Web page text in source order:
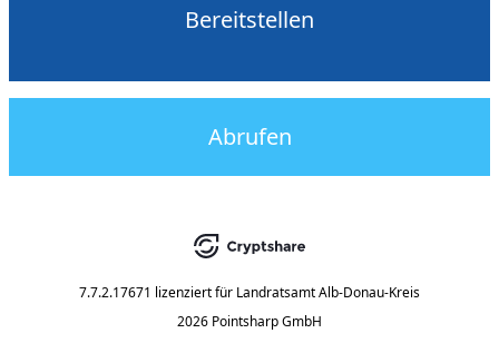
Bereitstellen
Abrufen
7.7.2.17671 lizenziert für Landratsamt Alb-Donau-Kreis
2026 Pointsharp GmbH